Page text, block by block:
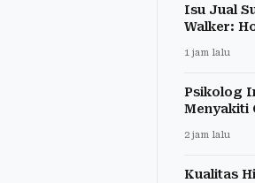
Isu Jual
Walker:
1 jam lalu
Psikolog
Menyakiti
2 jam lalu
Kualitas